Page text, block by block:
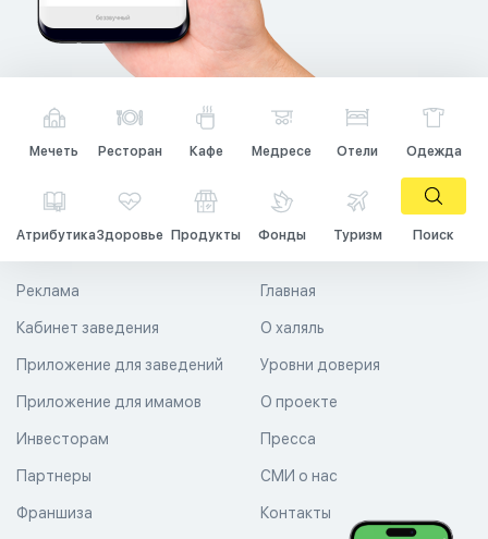
Мечеть Ресторан Кафе Медресе Отели Одежда
АтрибутикаЗдоровье Продукты Фонды Туризм Поиск
Главная
О халяль
Уровни доверия
Реклама
Кабинет заведения
Приложение для заведений
Приложение для имамов О проекте
Пресса
СМИ о нас
Контакты
Инвесторам
Партнеры
Франшиза